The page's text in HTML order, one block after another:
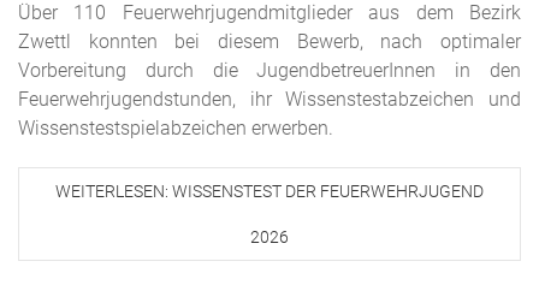
Über 110 Feuerwehrjugendmitglieder aus dem Bezirk
Zwettl konnten bei diesem Bewerb, nach optimaler
Vorbereitung durch die JugendbetreuerInnen in den
Feuerwehrjugendstunden, ihr Wissenstestabzeichen und
Wissenstestspielabzeichen erwerben.
WEITERLESEN: WISSENSTEST DER FEUERWEHRJUGEND
2026